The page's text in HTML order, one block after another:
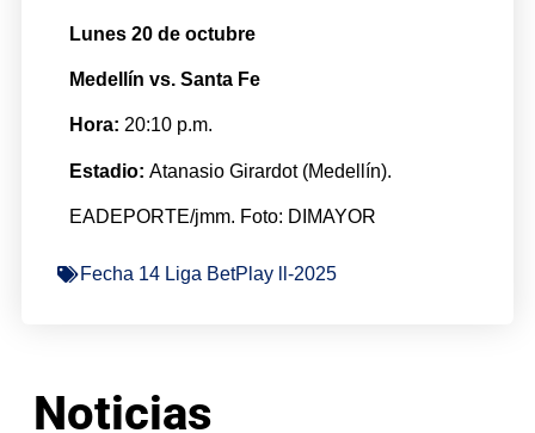
Lunes 20 de octubre
Medellín vs. Santa Fe
Hora: 20:10 p.m.
Estadio: Atanasio Girardot (Medellín).
EADEPORTE/jmm. Foto: DIMAYOR
Fecha 14 Liga BetPlay ll-2025
Noticias